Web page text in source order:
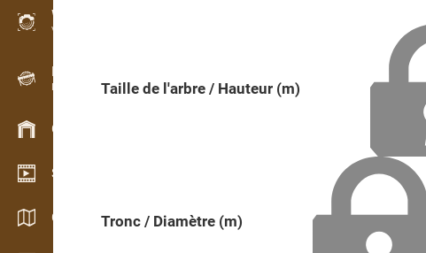
WoodProfi
Volume de bois avec IA
Enregistreur
Inventaire du bois sur le terrain
Gestion du stock
Schowroom vidéo
Catalogues / Brochures
Taille de l'arbre / Hauteur (m)
Tronc / Diamètre (m)